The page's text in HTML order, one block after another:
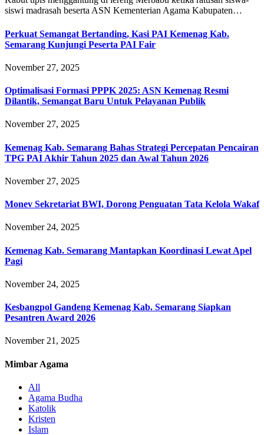
siswi madrasah beserta ASN Kementerian Agama Kabupaten…
Perkuat Semangat Bertanding, Kasi PAI Kemenag Kab.
Semarang Kunjungi Peserta PAI Fair
November 27, 2025
Optimalisasi Formasi PPPK 2025: ASN Kemenag Resmi
Dilantik, Semangat Baru Untuk Pelayanan Publik
November 27, 2025
Kemenag Kab. Semarang Bahas Strategi Percepatan Pencairan
TPG PAI Akhir Tahun 2025 dan Awal Tahun 2026
November 27, 2025
Monev Sekretariat BWI, Dorong Penguatan Tata Kelola Wakaf
November 24, 2025
Kemenag Kab. Semarang Mantapkan Koordinasi Lewat Apel
Pagi
November 24, 2025
Kesbangpol Gandeng Kemenag Kab. Semarang Siapkan
Pesantren Award 2026
November 21, 2025
Mimbar Agama
All
Agama Budha
Katolik
Kristen
Islam